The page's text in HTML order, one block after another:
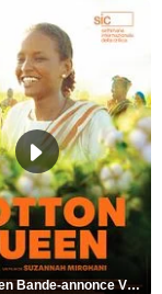
Cotton Queen Bande-annonce VO STFR